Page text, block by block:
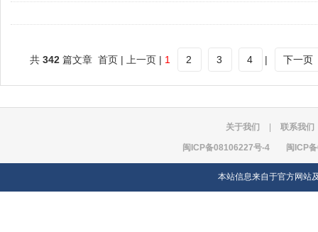
共342 篇文章 首页 | 上一页 | 1 2 3 4 | 下一页
关于我们 联系我们
闽ICP备08106227号-4 闽ICP
本站信息来自于官方网站